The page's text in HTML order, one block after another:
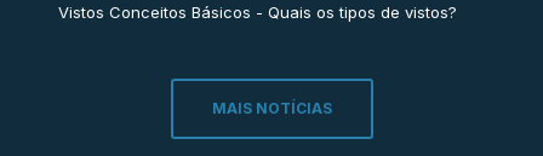
Vistos Conceitos Básicos - Quais os tipos de vistos?
MAIS NOTÍCIAS